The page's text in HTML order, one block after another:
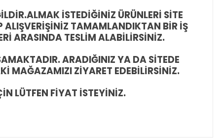
ALMAK İSTEDİĞİNİZ ÜRÜNLERİ SİTE
ALIŞVERİŞİNİZ TAMAMLANDIKTAN BİR İŞ
ARASINDA TESLİM ALABİLİRSİNİZ.
ARADIĞINIZ YA DA SİTEDE
MAĞAZAMIZI ZİYARET EDEBİLİRSİNİZ.
LÜTFEN FİYAT İSTEYİNİZ.